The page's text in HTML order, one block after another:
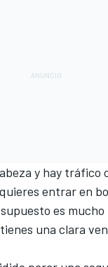
y hay tráfico
entrar en
es mucho
una clara